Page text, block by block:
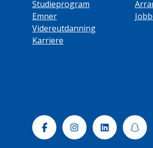
Studieprogram
Emner
Videreutdanning
Karriere
FacebookInstagramLinkedin